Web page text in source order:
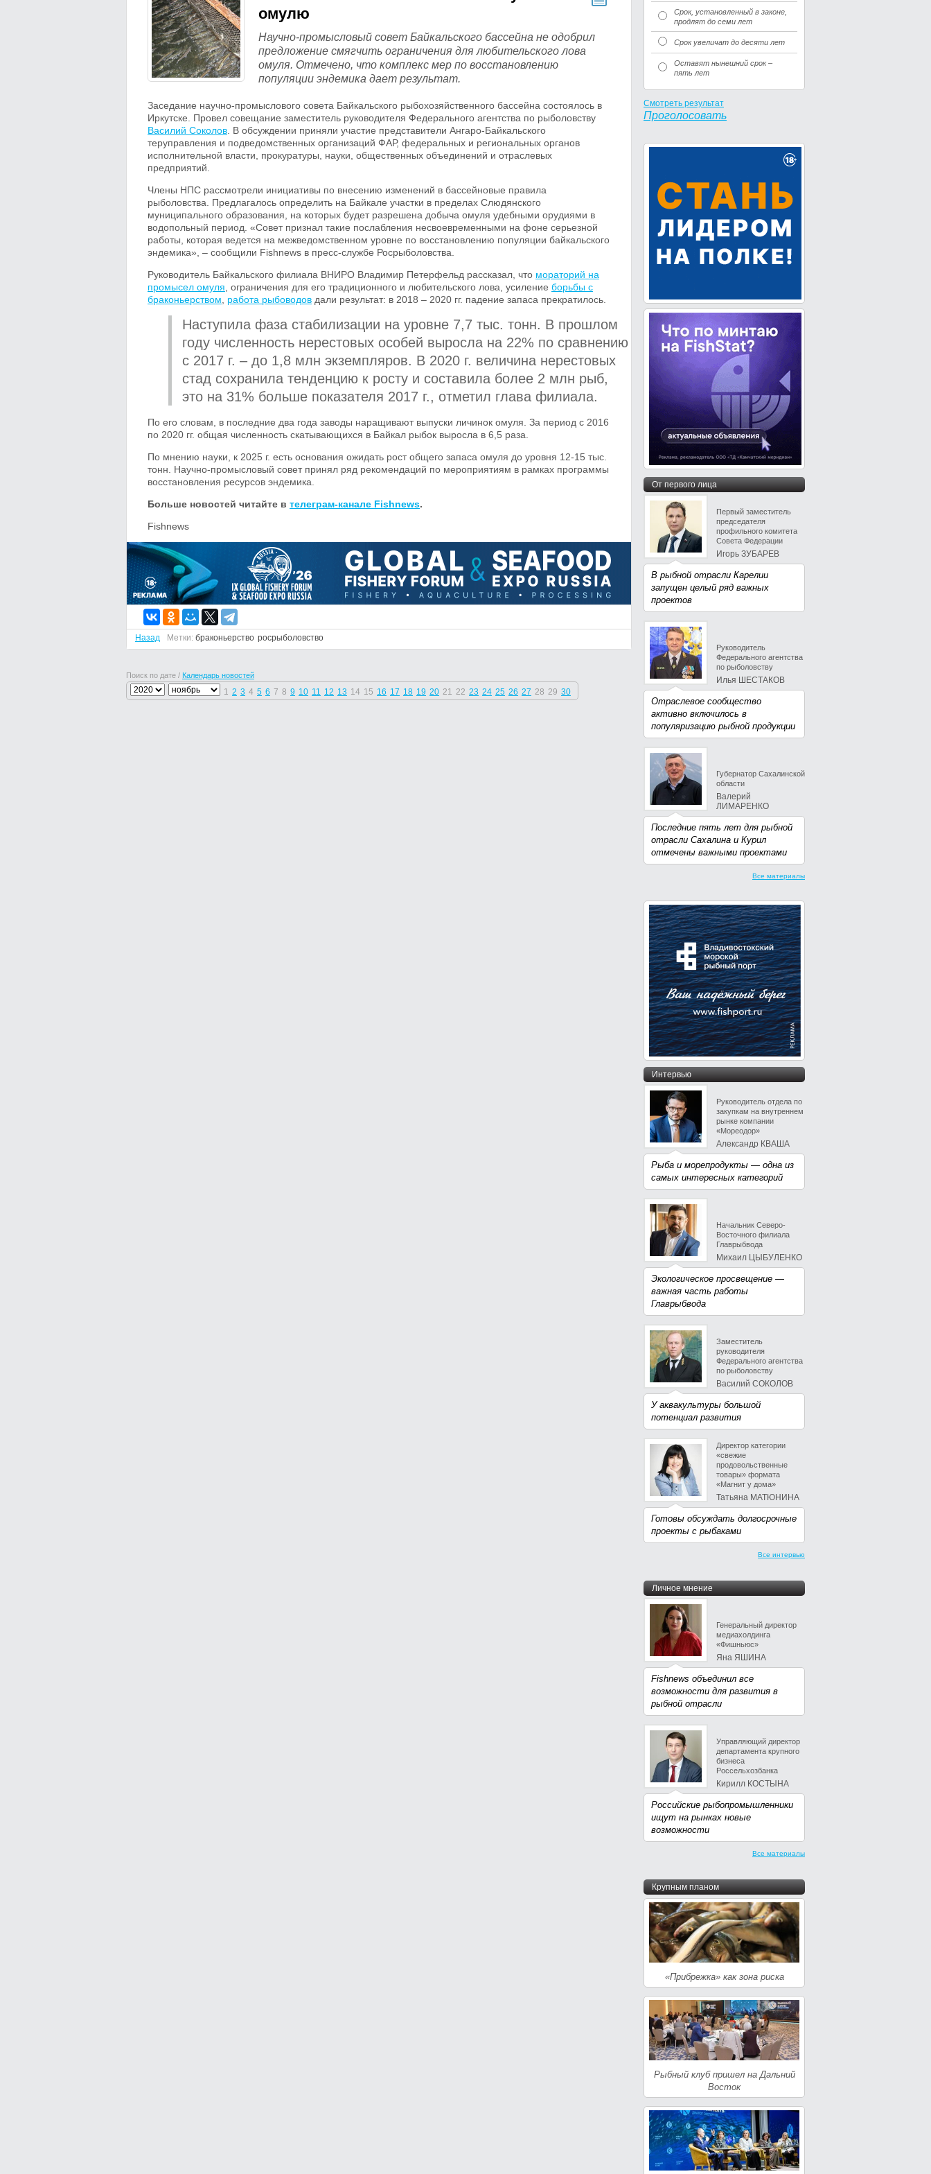
омулю
Научно-промысловый совет Байкальского бассейна не одобрил
предложение смягчить ограничения для любительского лова
омуля. Отмечено, что комплекс мер по восстановлению
популяции эндемика дает результат.
Заседание научно-промыслового совета Байкальского рыбохозяйственного бассейна состоялось в
Иркутске. Провел совещание заместитель руководителя Федерального агентства по рыболовству
Василий Соколов . В обсуждении приняли участие представители Ангаро-Байкальского
теруправления и подведомственных организаций ФАР, федеральных и региональных органов
исполнительной власти, прокуратуры, науки, общественных объединений и отраслевых
предприятий.
Члены НПС рассмотрели инициативы по внесению изменений в бассейновые правила
рыболовства. Предлагалось определить на Байкале участки в пределах Слюдянского
муниципального образования, на которых будет разрешена добыча омуля удебными орудиями в
водопольный период. «Совет признал такие послабления несвоевременными на фоне серьезной
работы, которая ведется на межведомственном уровне по восстановлению популяции байкальского
эндемика», – сообщили Fishnews в пресс-службе Росрыболовства.
Руководитель Байкальского филиала ВНИРО Владимир Петерфельд рассказал, что мораторий на
промысел омуля , ограничения для его традиционного и любительского лова, усиление борьбы с
браконьерством
работа рыбоводов дали результат: в 2018 – 2020 гг. падение запаса прекратилось.
Наступила фаза стабилизации на уровне 7,7 тыс. тонн. В прошлом
году численность нерестовых особей выросла на 22% по сравнению
с 2017 г. – до 1,8 млн экземпляров. В 2020 г. величина нерестовых
стад сохранила тенденцию к росту и составила более 2 млн рыб,
это на 31% больше показателя 2017 г., отметил глава филиала.
По его словам, в последние два года заводы наращивают выпуски личинок омуля. За период с 2016
по 2020 гг. общая численность скатывающихся в Байкал рыбок выросла в 6,5 раза.
По мнению науки, к 2025 г. есть основания ожидать рост общего запаса омуля до уровня 12-15 тыс.
тонн. Научно-промысловый совет принял ряд рекомендаций по мероприятиям в рамках программы
восстановления ресурсов эндемика.
Больше новостей читайте в телеграм-канале Fishnews.
Fishnews
Назад Метки: браконьерство росрыболовство
Поиск по дате / Календарь новостей
1 2 3 4 5 6 7 8 9 10 11 12 13 14 15 16 17 18 19 20 21 22 23 24 25 26 27 28 29 30
Срок, установленный в законе,
продлят до семи лет
Срок увеличат до десяти лет
Оставят нынешний срок –
пять лет
Смотреть результат
Проголосовать
От первого лица
Первый заместитель
председателя
профильного комитета
Совета Федерации
Игорь ЗУБАРЕВ
В рыбной отрасли Карелии
запущен целый ряд важных
проектов
Руководитель
Федерального агентства
по рыболовству
Илья ШЕСТАКОВ
Отраслевое сообщество
активно включилось в
популяризацию рыбной продукции
Губернатор Сахалинской
области
Валерий
ЛИМАРЕНКО
Последние пять лет для рыбной
отрасли Сахалина и Курил
отмечены важными проектами
Все материалы
Интервью
Руководитель отдела по
закупкам на внутреннем
рынке компании
«Мореодор»
Александр КВАША
Рыба и морепродукты — одна из
самых интересных категорий
Начальник Северо-
Восточного филиала
Главрыбвода
Михаил ЦЫБУЛЕНКО
Экологическое просвещение —
важная часть работы
Главрыбвода
Заместитель
руководителя
Федерального агентства
по рыболовству
Василий СОКОЛОВ
У аквакультуры большой
потенциал развития
Директор категории
«свежие
продовольственные
товары» формата
«Магнит у дома»
Татьяна МАТЮНИНА
Готовы обсуждать долгосрочные
проекты с рыбаками
Все интервью
Личное мнение
Генеральный директор
медиахолдинга
«Фишньюс»
Яна ЯШИНА
Fishnews объединил все
возможности для развития в
рыбной отрасли
Управляющий директор
департамента крупного
бизнеса
Россельхозбанка
Кирилл КОСТЫНА
Российские рыбопромышленники
ищут на рынках новые
возможности
Все материалы
Крупным планом
«Прибрежка» как зона риска
Рыбный клуб пришел на Дальний
Восток